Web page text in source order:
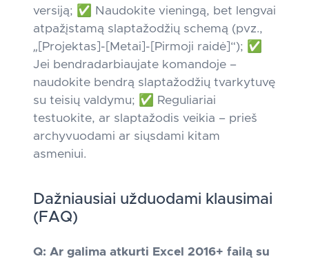
versiją; ✅ Naudokite vieningą, bet lengvai
atpažįstamą slaptažodžių schemą (pvz.,
„[Projektas]-[Metai]-[Pirmoji raidė]“); ✅
Jei bendradarbiaujate komandoje –
naudokite bendrą slaptažodžių tvarkytuvę
su teisių valdymu; ✅ Reguliariai
testuokite, ar slaptažodis veikia – prieš
archyvuodami ar siųsdami kitam
asmeniui.
Dažniausiai užduodami klausimai
(FAQ)
Q: Ar galima atkurti Excel 2016+ failą su